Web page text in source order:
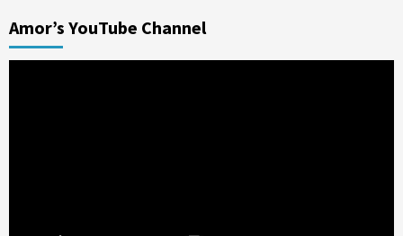
Amor’s YouTube Channel